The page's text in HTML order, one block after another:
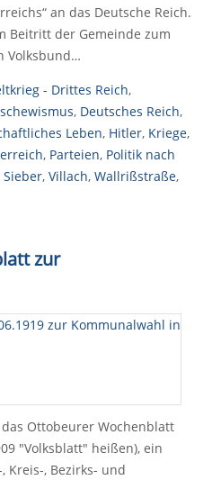
an das Deutsche Reich.
Beitritt der Gemeinde zum
Volksbund…
- Drittes Reich,
, Deutsches Reich,
Leben, Hitler, Kriege,
, Parteien, Politik nach
Sieber, Villach, Wallrißstraße,
zur
Ottobeurer Wochenblatt
"Volksblatt" heißen), ein
Kreis-, Bezirks- und